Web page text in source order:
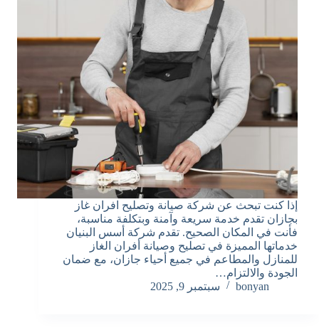
إذا كنت تبحث عن شركة صيانة وتصليح افران غاز
بجازان تقدم خدمة سريعة وآمنة وبتكلفة مناسبة،
فأنت في المكان الصحيح. تقدم شركة أسس البنيان
خدماتها المميزة في تصليح وصيانة أفران الغاز
للمنازل والمطاعم في جميع أحياء جازان، مع ضمان
الجودة والالتزام…
bonyan
سبتمبر 9, 2025